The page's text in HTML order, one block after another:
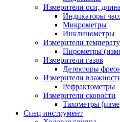
Измерители оси,
Индикаторы
Микрометры
Инклинометры
Измерители
Пирометры
Измерители газов
Детекторы
Измерители
Рефрактометры
Измерители скорости
Тахометры
Спец инструмент